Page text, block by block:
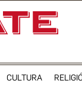
CULTURA